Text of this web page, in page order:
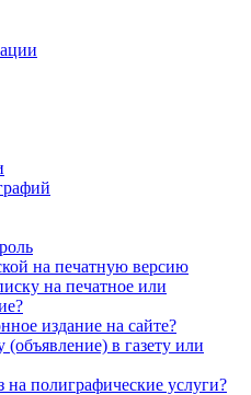
на печатную версию
на печатное или
издание на сайте?
(объявление) в газету или
на полиграфические уcлуги?